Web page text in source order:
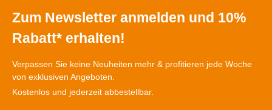
Zum Newsletter anmelden und 10%
Rabatt* erhalten!
Verpassen Sie keine Neuheiten mehr & profitieren jede Woche
von exklusiven Angeboten.
Kostenlos und jederzeit abbestellbar.